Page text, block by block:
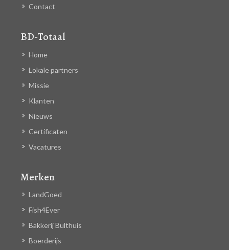
Contact
BD-Totaal
Home
Lokale partners
Missie
Klanten
Nieuws
Certificaten
Vacatures
Merken
LandGoed
Fish4Ever
Bakkerij Bulthuis
Boerderijs